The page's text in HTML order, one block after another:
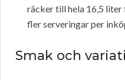
räcker till hela 16,5
fler serveringar per
Smak och